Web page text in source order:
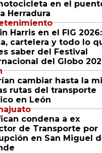
en el
Herradura
Harris en el FIG 2026:
cartelera y todo lo
saber del Festival
del Globo
cambiar hasta la
rutas del transporte
en León
condena a ex
de Transporte por
en San Miguel